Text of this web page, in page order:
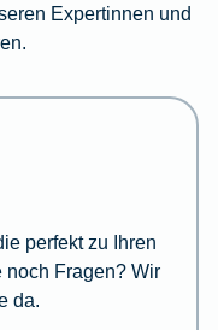
Expertinnen und
perfekt zu Ihren
noch Fragen? Wir
da.